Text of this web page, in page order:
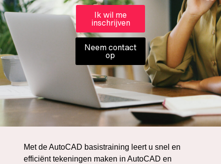
Ik wil me
inschrijven
Neem contact
op
Met de AutoCAD basistraining leert u snel en
efficiënt tekeningen maken in AutoCAD en